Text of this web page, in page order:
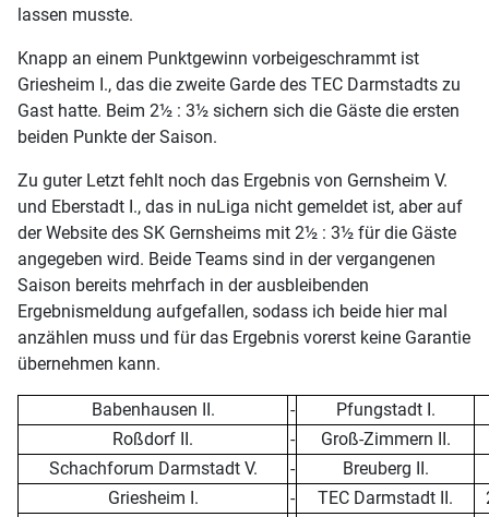
lassen musste.
Knapp an einem Punktgewinn vorbeigeschrammt ist
Griesheim I., das die zweite Garde des TEC Darmstadts zu
Gast hatte. Beim 2½ : 3½ sichern sich die Gäste die ersten
beiden Punkte der Saison.
Zu guter Letzt fehlt noch das Ergebnis von Gernsheim V.
und Eberstadt I., das in nuLiga nicht gemeldet ist, aber auf
der Website des SK Gernsheims mit 2½ : 3½ für die Gäste
angegeben wird. Beide Teams sind in der vergangenen
Saison bereits mehrfach in der ausbleibenden
Ergebnismeldung aufgefallen, sodass ich beide hier mal
anzählen muss und für das Ergebnis vorerst keine Garantie
übernehmen kann.
Babenhausen II. -
Pfungstadt I.
Roßdorf II.
-
Groß-Zimmern II.
Schachforum Darmstadt V.
-
Breuberg II.
Griesheim I.
- TEC Darmstadt II.